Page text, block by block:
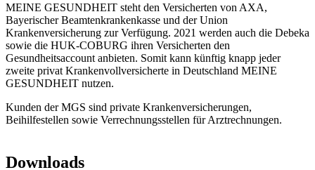
MEINE GESUNDHEIT steht den Versicherten von AXA,
Bayerischer Beamtenkrankenkasse und der Union
Krankenversicherung zur Verfügung. 2021 werden auch die Debeka
sowie die HUK-COBURG ihren Versicherten den
Gesundheitsaccount anbieten. Somit kann künftig knapp jeder
zweite privat Krankenvollversicherte in Deutschland MEINE
GESUNDHEIT nutzen.
Kunden der MGS sind private Krankenversicherungen,
Beihilfestellen sowie Verrechnungsstellen für Arztrechnungen.
Downloads